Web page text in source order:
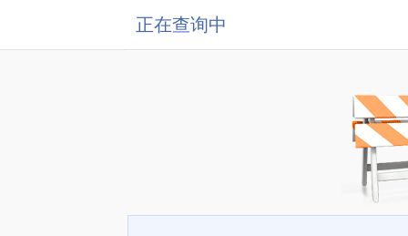
正在查询中